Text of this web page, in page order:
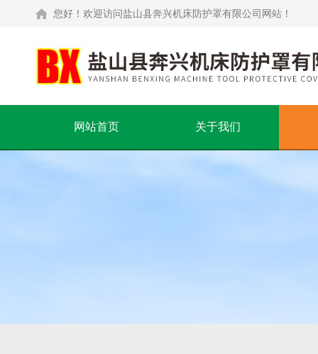
您好！欢迎访问盐山县奔兴机床防护罩有限公司网站！
网站首页 关于我们